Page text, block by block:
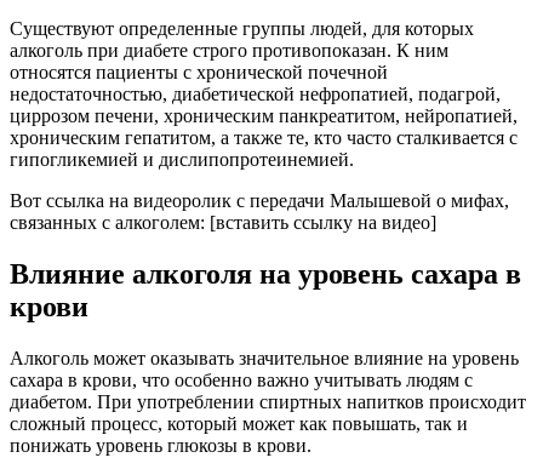
Существуют определенные группы людей, для которых
алкоголь при диабете строго противопоказан. К ним
относятся пациенты с хронической почечной
недостаточностью, диабетической нефропатией, подагрой,
циррозом печени, хроническим панкреатитом, нейропатией,
хроническим гепатитом, а также те, кто часто сталкивается с
гипогликемией и дислипопротеинемией.
Вот ссылка на видеоролик с передачи Малышевой о мифах,
связанных с алкоголем: [вставить ссылку на видео]
Влияние алкоголя на уровень сахара в
крови
Алкоголь может оказывать значительное влияние на уровень
сахара в крови, что особенно важно учитывать людям с
диабетом. При употреблении спиртных напитков происходит
сложный процесс, который может как повышать, так и
понижать уровень глюкозы в крови.